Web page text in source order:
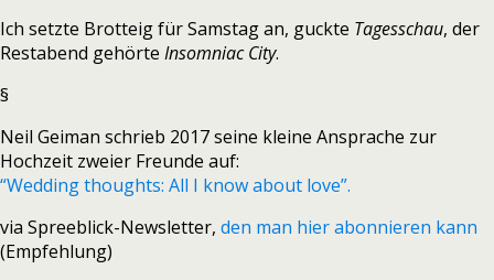
Ich setzte Brotteig für Samstag an, guckte Tagesschau, der
Restabend gehörte Insomniac City.
§
Neil Geiman schrieb 2017 seine kleine Ansprache zur
Hochzeit zweier Freunde auf:
“Wedding thoughts: All I know about love”.
via Spreeblick-Newsletter, den man hier abonnieren kann
(Empfehlung)